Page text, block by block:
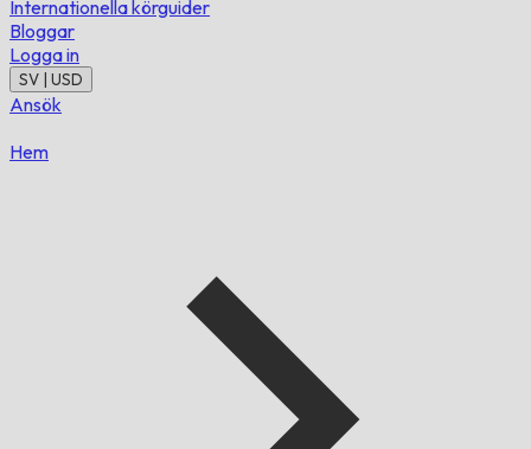
Internationella körguider
Bloggar
Logga in
SV | USD
Ansök
Hem